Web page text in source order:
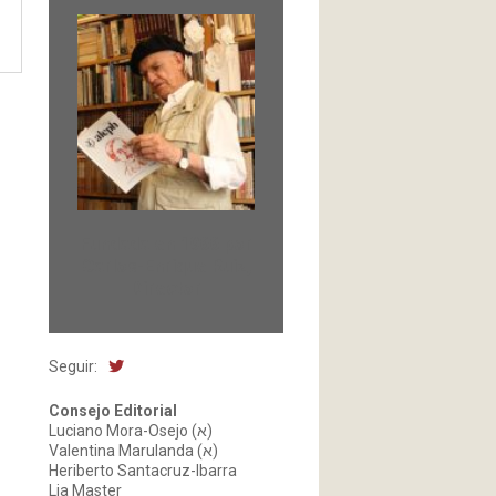
Seguir:
Consejo Editorial
Luciano Mora-Osejo (א)
Valentina Marulanda (א)
Heriberto Santacruz-Ibarra
Lia Master